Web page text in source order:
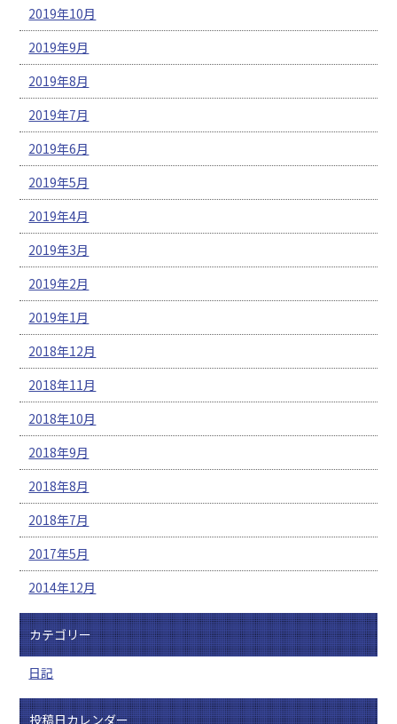
2019年10月
2019年9月
2019年8月
2019年7月
2019年6月
2019年5月
2019年4月
2019年3月
2019年2月
2019年1月
2018年12月
2018年11月
2018年10月
2018年9月
2018年8月
2018年7月
2017年5月
2014年12月
カテゴリー
日記
投稿日カレンダー